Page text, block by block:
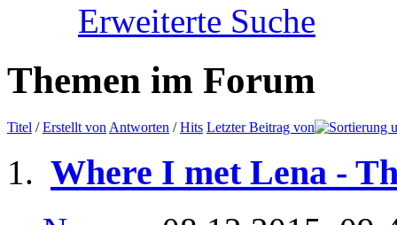
Erweiterte Suche
Themen im Forum
Titel /Erstellt von Antworten /Hits Letzter Beitrag von
Where I met Lena -